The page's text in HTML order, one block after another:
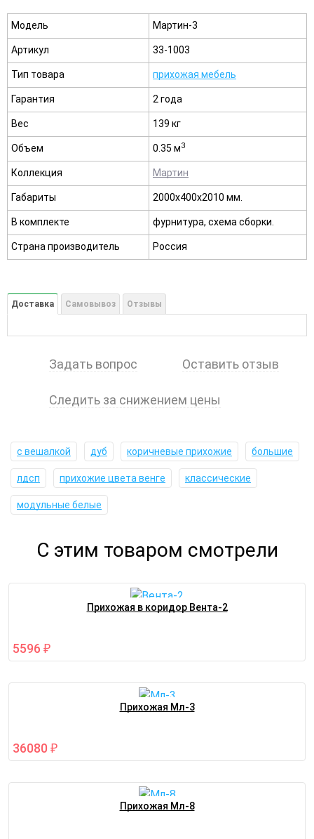
Модель Мартин-3
Артикул 33-1003
Тип товара прихожая мебель
Гарантия 2 года
Вес 139 кг
Объем 0.35 м3
Коллекция Мартин
Габариты 2000х400х2010 мм.
В комплекте фурнитура, схема сборки.
Страна производитель Россия
Доставка Самовывоз Отзывы
Задать вопрос Оставить отзыв
Следить за снижением цены
с вешалкой дуб коричневые прихожие большие
лдсп прихожие цвета венге классические
модульные белые
С этим товаром смотрели
Прихожая в коридор Вента-2
5596 ₽
Прихожая Мл-3
36080 ₽
Прихожая Мл-8